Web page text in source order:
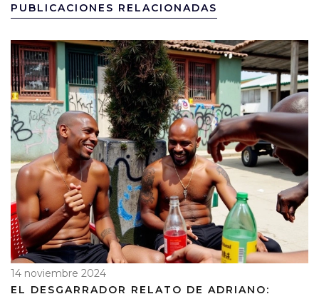
PUBLICACIONES RELACIONADAS
14 noviembre 2024
EL DESGARRADOR RELATO DE ADRIANO: